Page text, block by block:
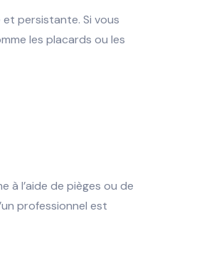
persistante. Si vous
les placards ou les
à l’aide de pièges ou de
professionnel est